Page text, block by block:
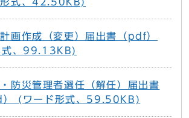
画作成（変更）届出書（pdf）
式、99.13KB)
防災管理者選任（解任）届出書
） (ワード形式、59.50KB)